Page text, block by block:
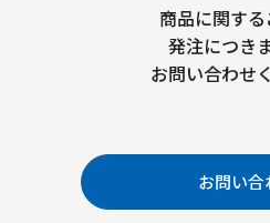
商品に関する
発注につき
お問い合わせ
お問い合